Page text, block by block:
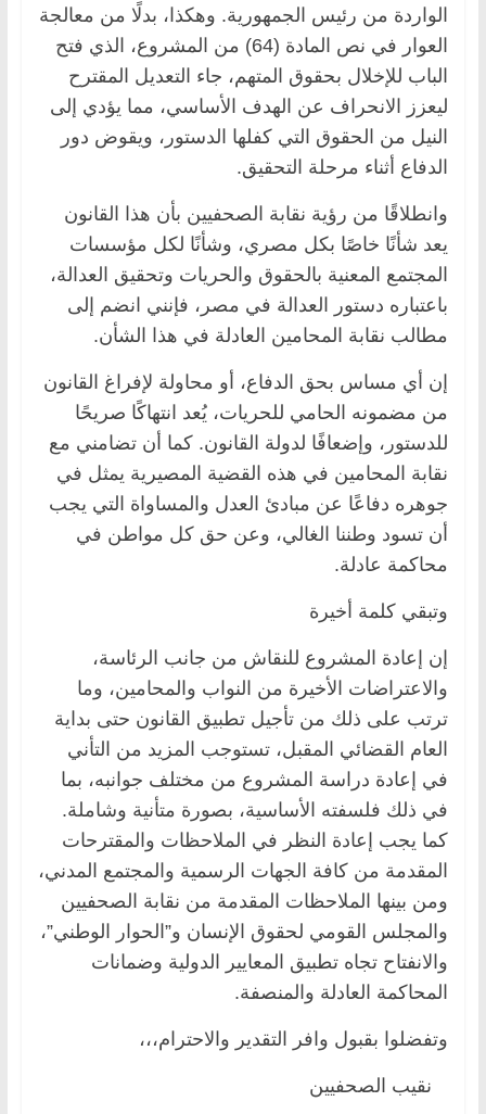
الواردة من رئيس الجمهورية. وهكذا، بدلًا من معالجة
العوار في نص المادة (64) من المشروع، الذي فتح
الباب للإخلال بحقوق المتهم، جاء التعديل المقترح
ليعزز الانحراف عن الهدف الأساسي، مما يؤدي إلى
النيل من الحقوق التي كفلها الدستور، ويقوض دور
الدفاع أثناء مرحلة التحقيق.
وانطلاقًا من رؤية نقابة الصحفيين بأن هذا القانون
يعد شأنًا خاصًا بكل مصري، وشأنًا لكل مؤسسات
المجتمع المعنية بالحقوق والحريات وتحقيق العدالة،
باعتباره دستور العدالة في مصر، فإنني انضم إلى
مطالب نقابة المحامين العادلة في هذا الشأن.
إن أي مساس بحق الدفاع، أو محاولة لإفراغ القانون
من مضمونه الحامي للحريات، يُعد انتهاكًا صريحًا
للدستور، وإضعافًا لدولة القانون. كما أن تضامني مع
نقابة المحامين في هذه القضية المصيرية يمثل في
جوهره دفاعًا عن مبادئ العدل والمساواة التي يجب
أن تسود وطننا الغالي، وعن حق كل مواطن في
محاكمة عادلة.
وتبقي كلمة أخيرة
إن إعادة المشروع للنقاش من جانب الرئاسة،
والاعتراضات الأخيرة من النواب والمحامين، وما
ترتب على ذلك من تأجيل تطبيق القانون حتى بداية
العام القضائي المقبل، تستوجب المزيد من التأني
في إعادة دراسة المشروع من مختلف جوانبه، بما
في ذلك فلسفته الأساسية، بصورة متأنية وشاملة.
كما يجب إعادة النظر في الملاحظات والمقترحات
المقدمة من كافة الجهات الرسمية والمجتمع المدني،
ومن بينها الملاحظات المقدمة من نقابة الصحفيين
والمجلس القومي لحقوق الإنسان و”الحوار الوطني”،
والانفتاح تجاه تطبيق المعايير الدولية وضمانات
المحاكمة العادلة والمنصفة.
وتفضلوا بقبول وافر التقدير والاحترام،،،
نقيب الصحفيين